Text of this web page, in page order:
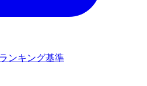
ランキング基準